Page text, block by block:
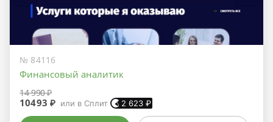
№ 84116
Финансовый аналитик
14 990 ₽
10493 ₽ или в Сплит 2 623 ₽